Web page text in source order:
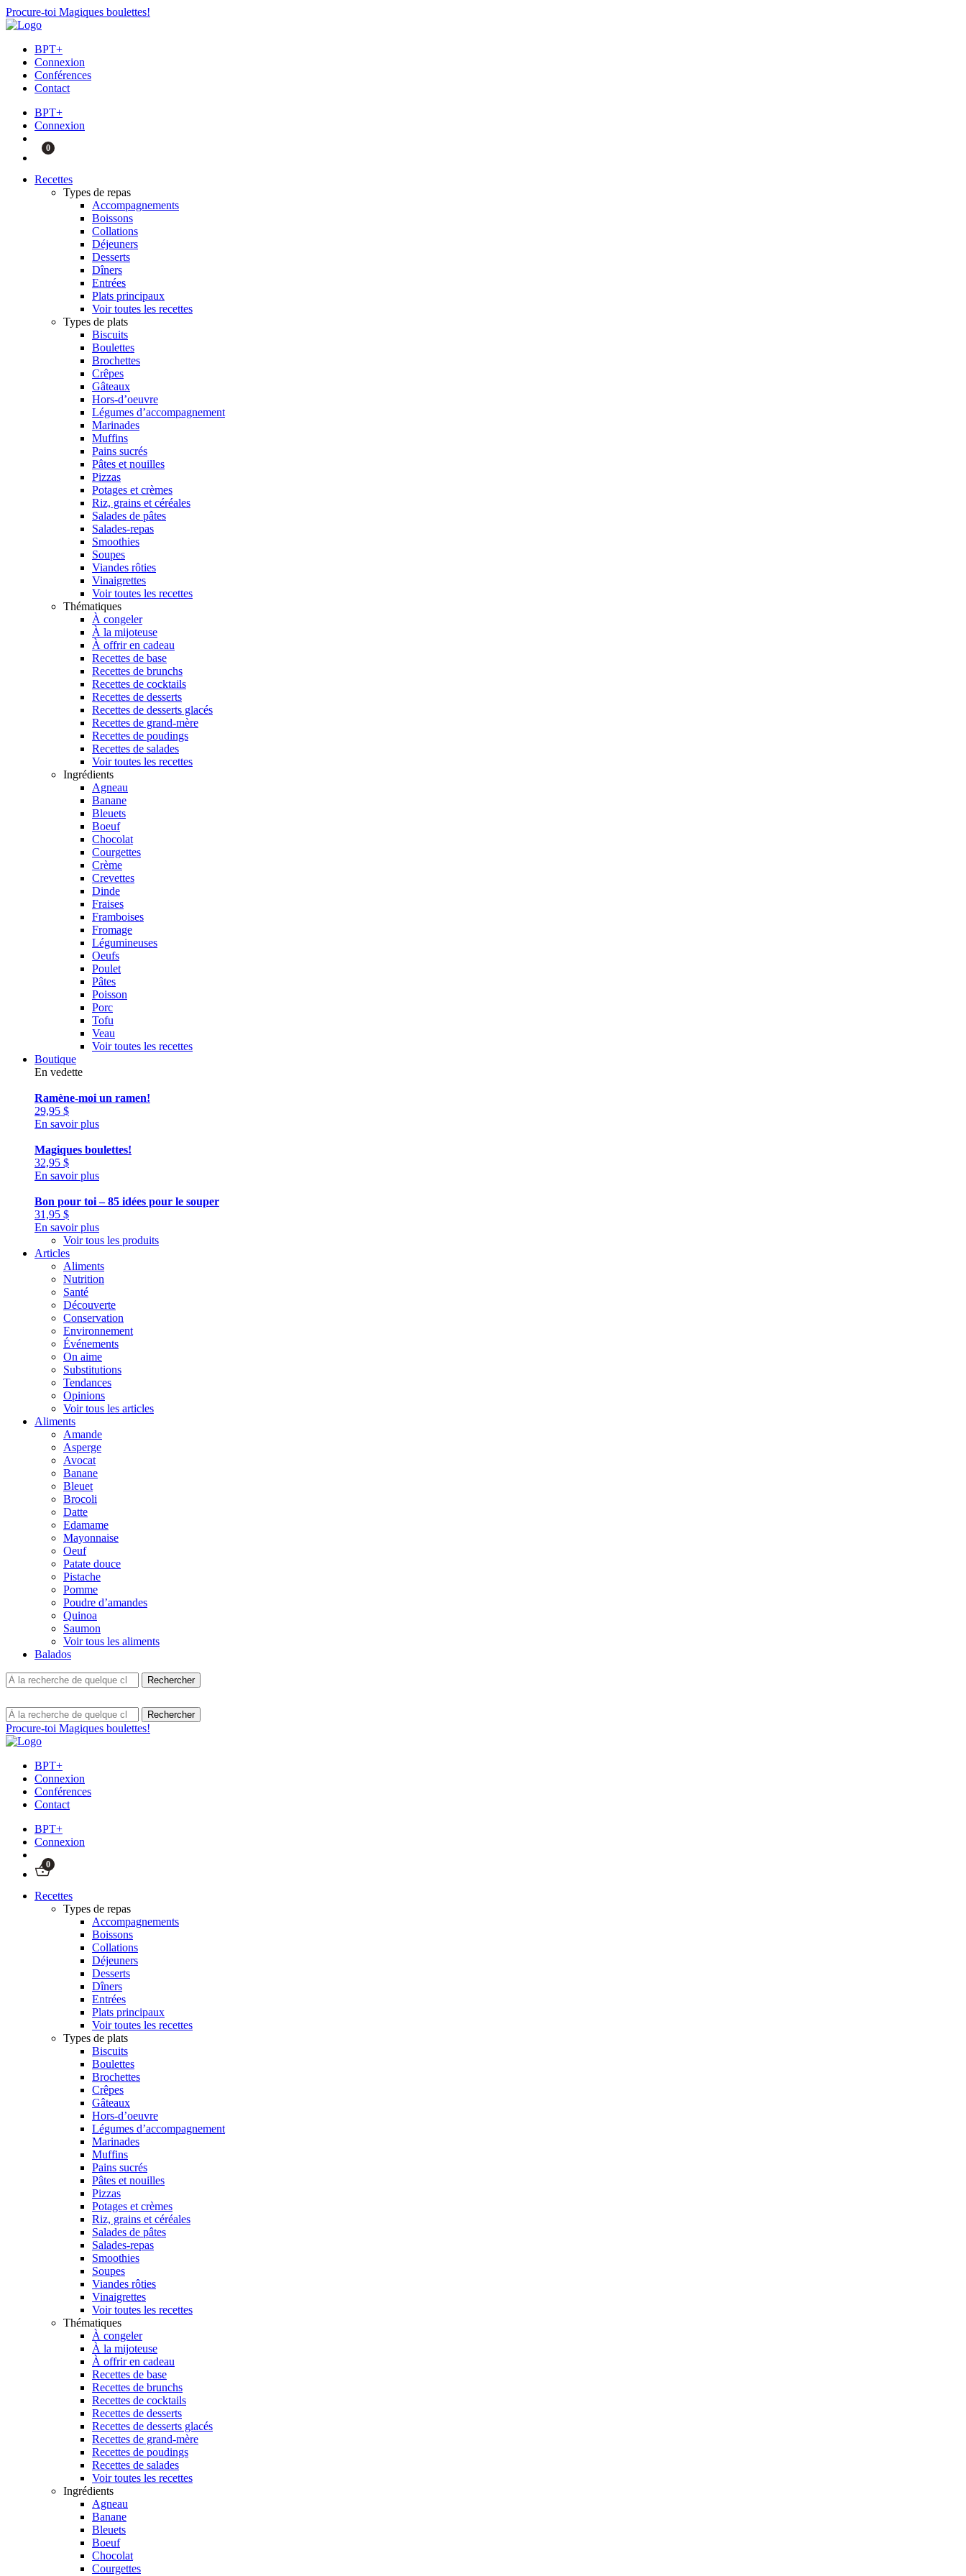
Procure-toi Magiques boulettes!
BPT+
Connexion
Conférences
Contact
BPT+
Connexion
0
Recettes
Types de repas
Accompagnements
Boissons
Collations
Déjeuners
Desserts
Dîners
Entrées
Plats principaux
Voir toutes les recettes
Types de plats
Biscuits
Boulettes
Brochettes
Crêpes
Gâteaux
Hors-d’oeuvre
Légumes d’accompagnement
Marinades
Muffins
Pains sucrés
Pâtes et nouilles
Pizzas
Potages et crèmes
Riz, grains et céréales
Salades de pâtes
Salades-repas
Smoothies
Soupes
Viandes rôties
Vinaigrettes
Voir toutes les recettes
Thématiques
À congeler
À la mijoteuse
À offrir en cadeau
Recettes de base
Recettes de brunchs
Recettes de cocktails
Recettes de desserts
Recettes de desserts glacés
Recettes de grand-mère
Recettes de poudings
Recettes de salades
Voir toutes les recettes
Ingrédients
Agneau
Banane
Bleuets
Boeuf
Chocolat
Courgettes
Crème
Crevettes
Dinde
Fraises
Framboises
Fromage
Légumineuses
Oeufs
Poulet
Pâtes
Poisson
Porc
Tofu
Veau
Voir toutes les recettes
Boutique
En vedette
Ramène-moi un ramen!
29,95 $
En savoir plus
Magiques boulettes!
32,95 $
En savoir plus
Bon pour toi – 85 idées pour le souper
31,95 $
En savoir plus
Voir tous les produits
Articles
Aliments
Nutrition
Santé
Découverte
Conservation
Environnement
Événements
On aime
Substitutions
Tendances
Opinions
Voir tous les articles
Aliments
Amande
Asperge
Avocat
Banane
Bleuet
Brocoli
Datte
Edamame
Mayonnaise
Oeuf
Patate douce
Pistache
Pomme
Poudre d’amandes
Quinoa
Saumon
Voir tous les aliments
Balados
Procure-toi Magiques boulettes!
BPT+
Connexion
Conférences
Contact
BPT+
Connexion
0
Recettes
Types de repas
Accompagnements
Boissons
Collations
Déjeuners
Desserts
Dîners
Entrées
Plats principaux
Voir toutes les recettes
Types de plats
Biscuits
Boulettes
Brochettes
Crêpes
Gâteaux
Hors-d’oeuvre
Légumes d’accompagnement
Marinades
Muffins
Pains sucrés
Pâtes et nouilles
Pizzas
Potages et crèmes
Riz, grains et céréales
Salades de pâtes
Salades-repas
Smoothies
Soupes
Viandes rôties
Vinaigrettes
Voir toutes les recettes
Thématiques
À congeler
À la mijoteuse
À offrir en cadeau
Recettes de base
Recettes de brunchs
Recettes de cocktails
Recettes de desserts
Recettes de desserts glacés
Recettes de grand-mère
Recettes de poudings
Recettes de salades
Voir toutes les recettes
Ingrédients
Agneau
Banane
Bleuets
Boeuf
Chocolat
Courgettes